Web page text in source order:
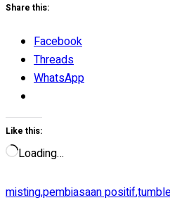
Share this:
Facebook
Threads
WhatsApp
Like this:
Loading…
misting,pembiasaan positif,